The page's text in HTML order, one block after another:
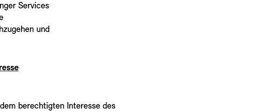
Services
und
berechtigten Interesse des